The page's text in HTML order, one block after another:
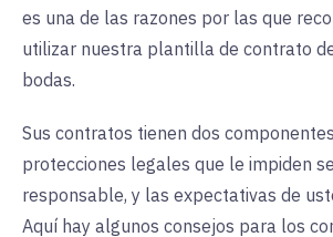
es una de las razones por las que
utilizar nuestra plantilla de contrato
bodas.
Sus contratos tienen dos
protecciones legales que le impiden
responsable, y las expectativas de
Aquí hay algunos consejos para los